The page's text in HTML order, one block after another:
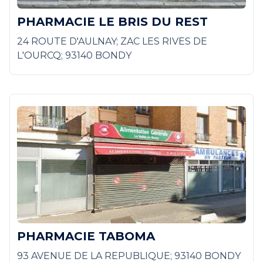
PHARMACIE LE BRIS DU REST
24 ROUTE D'AULNAY; ZAC LES RIVES DE
L'OURCQ; 93140 BONDY
PHARMACIE TABOMA
93 AVENUE DE LA REPUBLIQUE; 93140 BONDY